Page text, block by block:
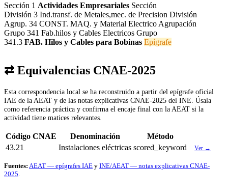
Sección 1 Actividades Empresariales Sección
División 3 Ind.transf. de Metales,mec. de Precision División
Agrup. 34 CONST. MAQ. y Material Electrico Agrupación
Grupo 341 Fab.hilos y Cables Electricos Grupo
341.3 FAB. Hilos y Cables para Bobinas Epígrafe
⇄ Equivalencias CNAE-2025
Esta correspondencia local se ha reconstruido a partir del epígrafe oficial
IAE de la AEAT y de las notas explicativas CNAE-2025 del INE. Úsala
como referencia práctica y confirma el encaje final con la AEAT si la
actividad tiene matices relevantes.
Código CNAE Denominación
Método
43.21
Instalaciones eléctricas scored_keyword Ver →
Fuentes: AEAT — epígrafes IAE y INE/AEAT — notas explicativas CNAE-
2025